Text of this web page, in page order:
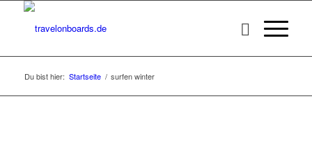
Du bist hier: Startseite / surfen winter